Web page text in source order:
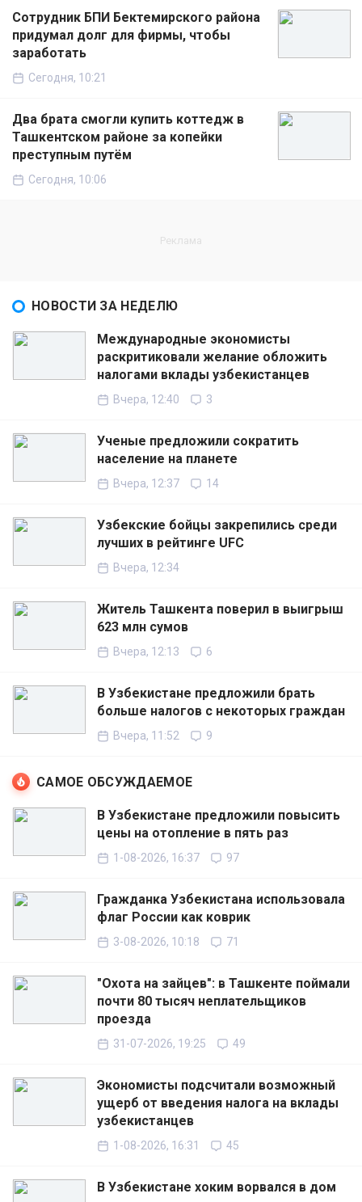
Сотрудник БПИ Бектемирского района
придумал долг для фирмы, чтобы
заработать
Сегодня, 10:21
Два брата смогли купить коттедж в
Ташкентском районе за копейки
преступным путём
Сегодня, 10:06
НОВОСТИ ЗА НЕДЕЛЮ
Международные экономисты
раскритиковали желание обложить
налогами вклады узбекистанцев
Вчера, 12:40 3
Ученые предложили сократить
население на планете
Вчера, 12:37 14
Узбекские бойцы закрепились среди
лучших в рейтинге UFC
Вчера, 12:34
Житель Ташкента поверил в выигрыш
623 млн сумов
Вчера, 12:13 6
В Узбекистане предложили брать
больше налогов с некоторых граждан
Вчера, 11:52 9
САМОЕ ОБСУЖДАЕМОЕ
В Узбекистане предложили повысить
цены на отопление в пять раз
1-08-2026, 16:37 97
Гражданка Узбекистана использовала
флаг России как коврик
3-08-2026, 10:18 71
"Охота на зайцев": в Ташкенте поймали
почти 80 тысяч неплательщиков
проезда
31-07-2026, 19:25 49
Экономисты подсчитали возможный
ущерб от введения налога на вклады
узбекистанцев
1-08-2026, 16:31 45
В Узбекистане хоким ворвался в дом